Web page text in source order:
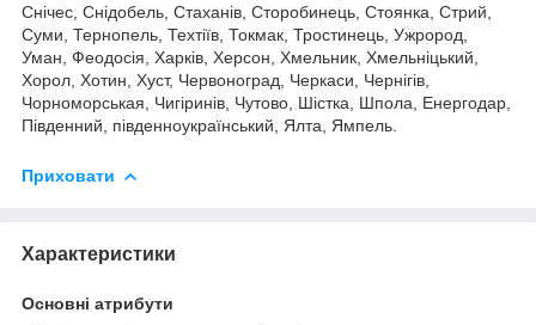
Снічес, Снідобель, Стаханів, Сторобинець, Стоянка, Стрий,
Суми, Тернопель, Техтіїв, Токмак, Тростинець, Ужрород,
Уман, Феодосія, Харків, Херсон, Хмельник, Хмельніцький,
Хорол, Хотин, Хуст, Червоноград, Черкаси, Чернігів,
Чорноморськая, Чигіринів, Чутово, Шістка, Шпола, Енергодар,
Південний, південноукраїнський, Ялта, Ямпель.
Приховати
Характеристики
Основні атрибути